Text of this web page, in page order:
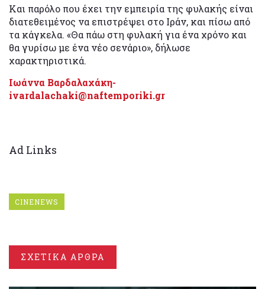
Και παρόλο που έχει την εμπειρία της φυλακής είναι
διατεθειμένος να επιστρέψει στο Ιράν, και πίσω από
τα κάγκελα. «Θα πάω στη φυλακή για ένα χρόνο και
θα γυρίσω με ένα νέο σενάριο», δήλωσε
χαρακτηριστικά.
Ιωάννα Βαρδαλαχάκη-
ivardalachaki@naftemporiki.gr
Ad Links
CINENEWS
ΣΧΕΤΙΚΑ ΑΡΘΡΑ